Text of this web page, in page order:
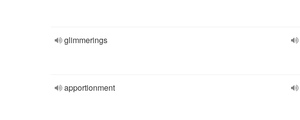
glimmerings
apportionment